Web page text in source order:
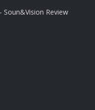
Soun&Vision Review